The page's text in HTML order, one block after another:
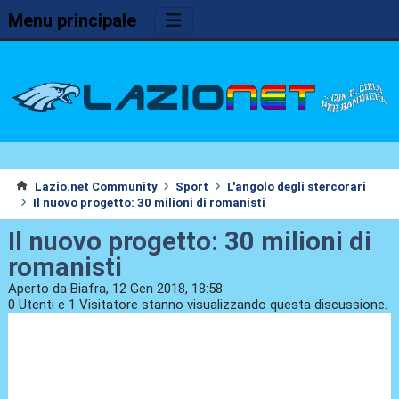
Menu principale
Lazio.net Community Sport
L'angolo degli stercorari
Il nuovo progetto: 30 milioni di romanisti
Il nuovo progetto: 30 milioni di
romanisti
Aperto da Biafra, 12 Gen 2018, 18:58
0 Utenti e 1 Visitatore stanno visualizzando questa discussione.